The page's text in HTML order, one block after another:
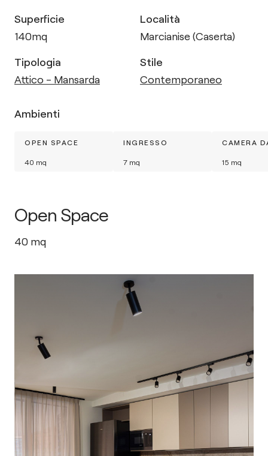
Superficie
140mq
Località
Marcianise (Caserta)
Tipologia
Attico - Mansarda
Stile
Contemporaneo
Ambienti
OPEN SPACE
40 mq
INGRESSO
7 mq
CAMERA
15 mq
Open Space
40 mq